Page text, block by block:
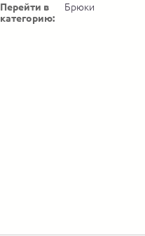
Перейти в
категорию:
Брюки